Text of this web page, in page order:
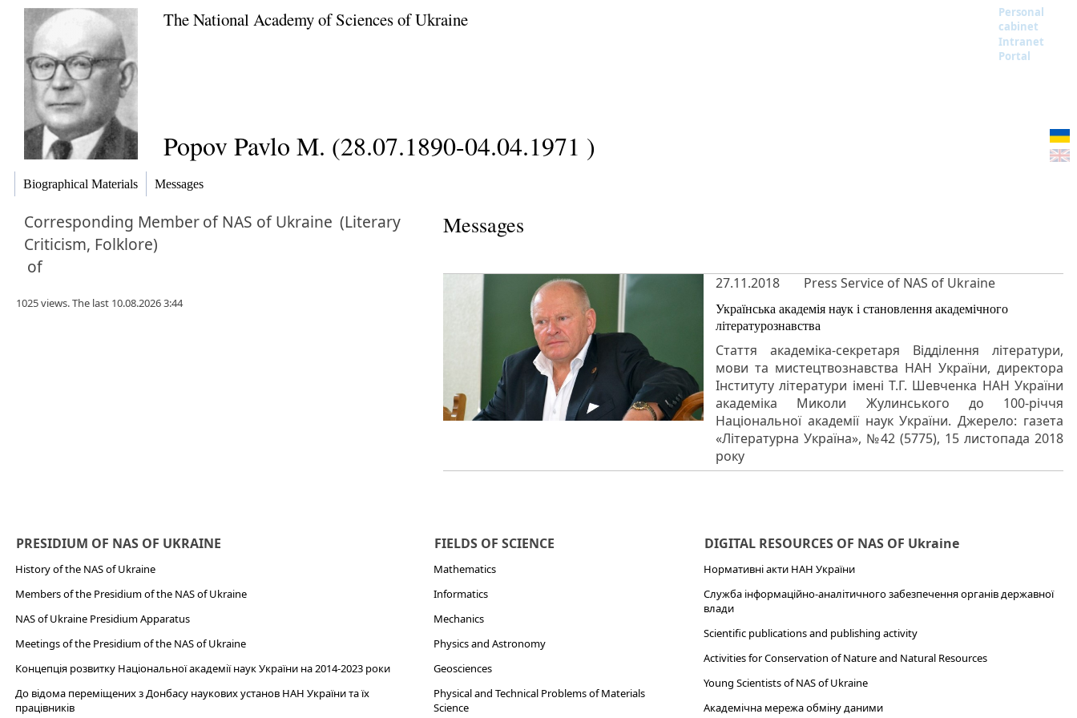
The National Academy of Sciences of Ukraine
Personal
cabinet
Intranet
Portal
Popov Pavlo M. (28.07.1890-04.04.1971 )
Biographical Materials Messages
Corresponding Memberof NAS of Ukraine (Literary
Criticism, Folklore)
of
1025 views. The last 10.08.2026 3:44
Messages
27.11.2018 Press Service of NAS of Ukraine
Українська академія наук і становлення академічного
літературознавства
Стаття академіка-секретаря Відділення літератури,
мови та мистецтвознавства НАН України, директора
Інституту літератури імені Т.Г. Шевченка НАН України
академіка Миколи Жулинського до 100-річчя
Національної академії наук України. Джерело: газета
«Літературна Україна», №42 (5775), 15 листопада 2018
року
PRESIDIUM OF NAS OF UKRAINE
History of the NAS of Ukraine
Members of the Presidium of the NAS of Ukraine
NAS of Ukraine Presidium Apparatus​
Meetings of the Presidium of the NAS of Ukraine
Концепція розвитку Національної академії наук України на 2014-2023 роки
До відома переміщених з Донбасу наукових установ НАН України та їх
працівників
FIELDS OF SCIENCE
Mathematics
Informatics
Mechanics
Physics and Astronomy
Geosciences
Physical and Technical Problems of Materials
Science
DIGITAL RESOURCES OF NAS OF Ukraine
Нормативні акти НАН України
Служба інформаційно-аналітичного забезпечення органів державної
влади
Scientific publications and publishing activity
Activities for Conservation of Nature and Natural Resources
Young Scientists of NAS of Ukraine
Академічна мережа обміну даними